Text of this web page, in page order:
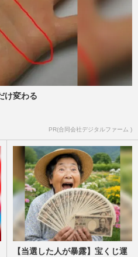
教える“ずぼらストレッチ”で
予防も期待」座ったまま1日5
ア法
月28日・5月5日号 2026/4/26
愛】実は結構いた「自然に出
け変わる
PR(合同会社デジタルファーム )
【当選した人が暴露】宝くじ運